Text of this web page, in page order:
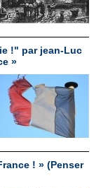
!" par jean-Luc
»
! » (Penser